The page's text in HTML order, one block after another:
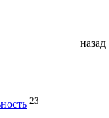
назад
23